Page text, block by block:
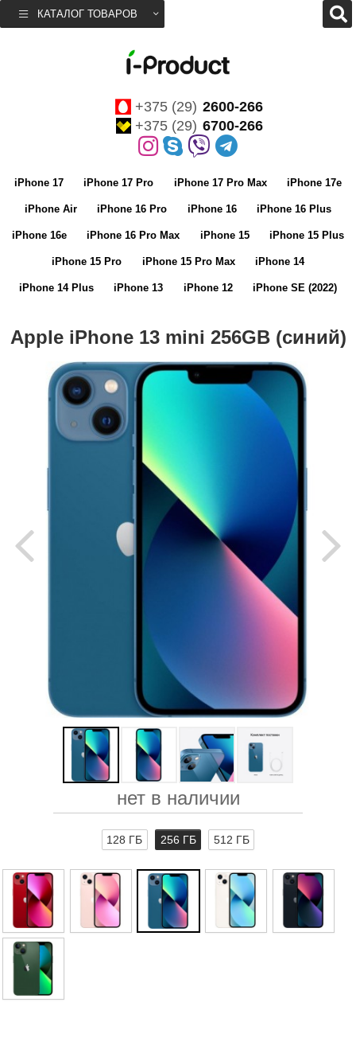
КАТАЛОГ ТОВАРОВ
+375 (29) 2600-266
+375 (29) 6700-266
iPhone 17 iPhone 17 Pro iPhone 17 Pro Max iPhone 17e
iPhone Air iPhone 16 Pro iPhone 16 iPhone 16 Plus
iPhone 16e iPhone 16 Pro Max iPhone 15 iPhone 15 Plus
iPhone 15 Pro iPhone 15 Pro Max iPhone 14
iPhone 14 Plus iPhone 13 iPhone 12 iPhone SE (2022)
Apple iPhone 13 mini 256GB (синий)
нет в наличии
128 ГБ 256 ГБ 512 ГБ